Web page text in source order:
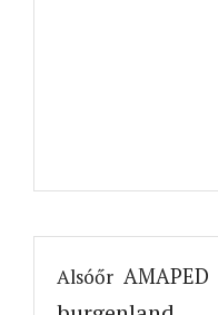
Alsóőr AMAPED